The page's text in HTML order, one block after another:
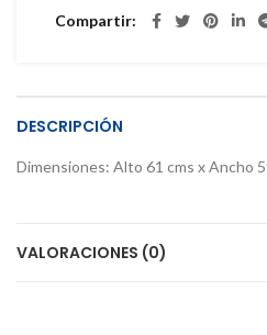
Compartir
DESCRIPCIÓN
Dimensiones: Alto 61 cms x Ancho
VALORACIONES (0)